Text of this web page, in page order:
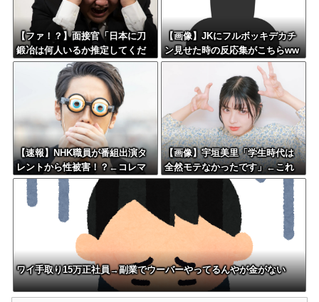
【ファ！？】面接官「日本に刀
鍛冶は何人いるか推定してくだ
さい」 俺「188人です」 面接
官「どういう風に考えました
か？」 俺「知ってました」→
この後『こう』なったんだがマ
ジで納得いかない！！！！！
【画像】JKにフルボッキデカチ
ン見せた時の反応集がこちらww
【速報】NHK職員が番組出演タ
レントから性被害！？←コレマ
ジならヤバくねーか？
【画像】宇垣美里「学生時代は
全然モテなかったです」←これ
ほんまかぁ？w w w w w w w w
ワイ手取り15万正社員→副業でウーバーやってるんやが金がない